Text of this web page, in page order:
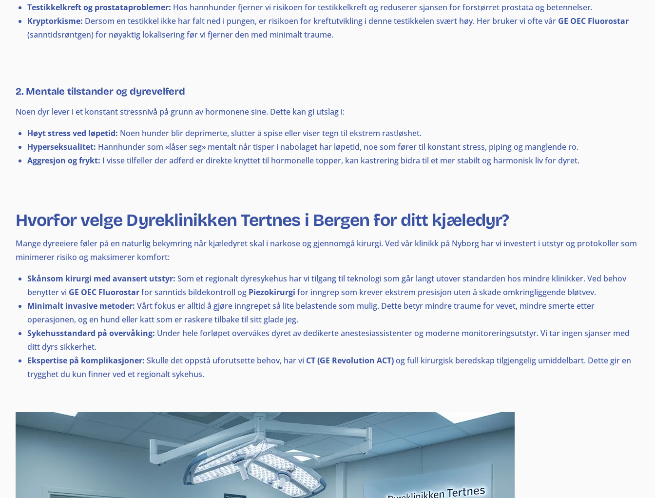
Testikkelkreft og prostataproblemer: Hos hannhunder fjerner vi risikoen for testikkelkreft og reduserer sjansen for forstørret prostata og betennelser.
Kryptorkisme: Dersom en testikkel ikke har falt ned i pungen, er risikoen for kreftutvikling i denne testikkelen svært høy. Her bruker vi ofte vår GE OEC Fluorostar
(sanntidsrøntgen) for nøyaktig lokalisering før vi fjerner den med minimalt traume.
2. Mentale tilstander og dyrevelferd
Noen dyr lever i et konstant stressnivå på grunn av hormonene sine. Dette kan gi utslag i:
Høyt stress ved løpetid: Noen hunder blir deprimerte, slutter å spise eller viser tegn til ekstrem rastløshet.
Hyperseksualitet: Hannhunder som «låser seg» mentalt når tisper i nabolaget har løpetid, noe som fører til konstant stress, piping og manglende ro.
Aggresjon og frykt: I visse tilfeller der adferd er direkte knyttet til hormonelle topper, kan kastrering bidra til et mer stabilt og harmonisk liv for dyret.
Hvorfor velge Dyreklinikken Tertnes i Bergen for ditt kjæledyr?
Mange dyreeiere føler på en naturlig bekymring når kjæledyret skal i narkose og gjennomgå kirurgi. Ved vår klinikk på Nyborg har vi investert i utstyr og protokoller som
minimerer risiko og maksimerer komfort:
Skånsom kirurgi med avansert utstyr: Som et regionalt dyresykehus har vi tilgang til teknologi som går langt utover standarden hos mindre klinikker. Ved behov
benytter vi GE OEC Fluorostarfor sanntids bildekontroll og Piezokirurgi for inngrep som krever ekstrem presisjon uten å skade omkringliggende bløtvev.
Minimalt invasive metoder: Vårt fokus er alltid å gjøre inngrepet så lite belastende som mulig. Dette betyr mindre traume for vevet, mindre smerte etter
operasjonen, og en hund eller katt som er raskere tilbake til sitt glade jeg.
Sykehusstandard på overvåking: Under hele forløpet overvåkes dyret av dedikerte anestesiassistenter og moderne monitoreringsutstyr. Vi tar ingen sjanser med
ditt dyrs sikkerhet.
Ekspertise på komplikasjoner: Skulle det oppstå uforutsette behov, har vi CT (GE Revolution ACT)og full kirurgisk beredskap tilgjengelig umiddelbart. Dette gir en
trygghet du kun finner ved et regionalt sykehus.